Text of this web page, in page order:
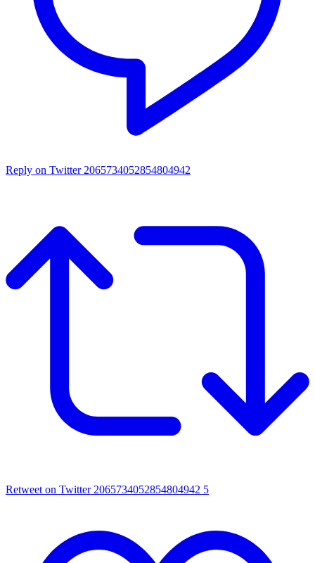
Reply on Twitter 2065734052854804942
Retweet on Twitter 2065734052854804942 5